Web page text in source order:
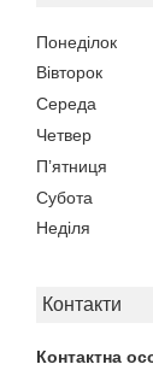
Понеділок
Вівторок
Середа
Четвер
Пʼятниця
Субота
Неділя
Контакти